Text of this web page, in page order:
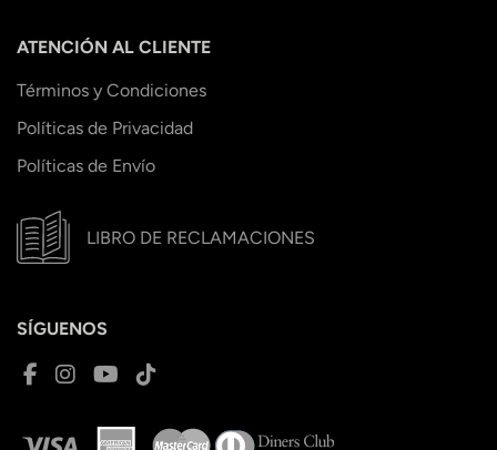
ATENCIÓN AL CLIENTE
Términos y Condiciones
Políticas de Privacidad
Políticas de Envío
LIBRO DE RECLAMACIONES
SÍGUENOS